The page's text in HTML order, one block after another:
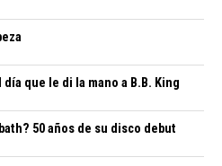
que le di la mano a B.B. King
50 años de su disco debut